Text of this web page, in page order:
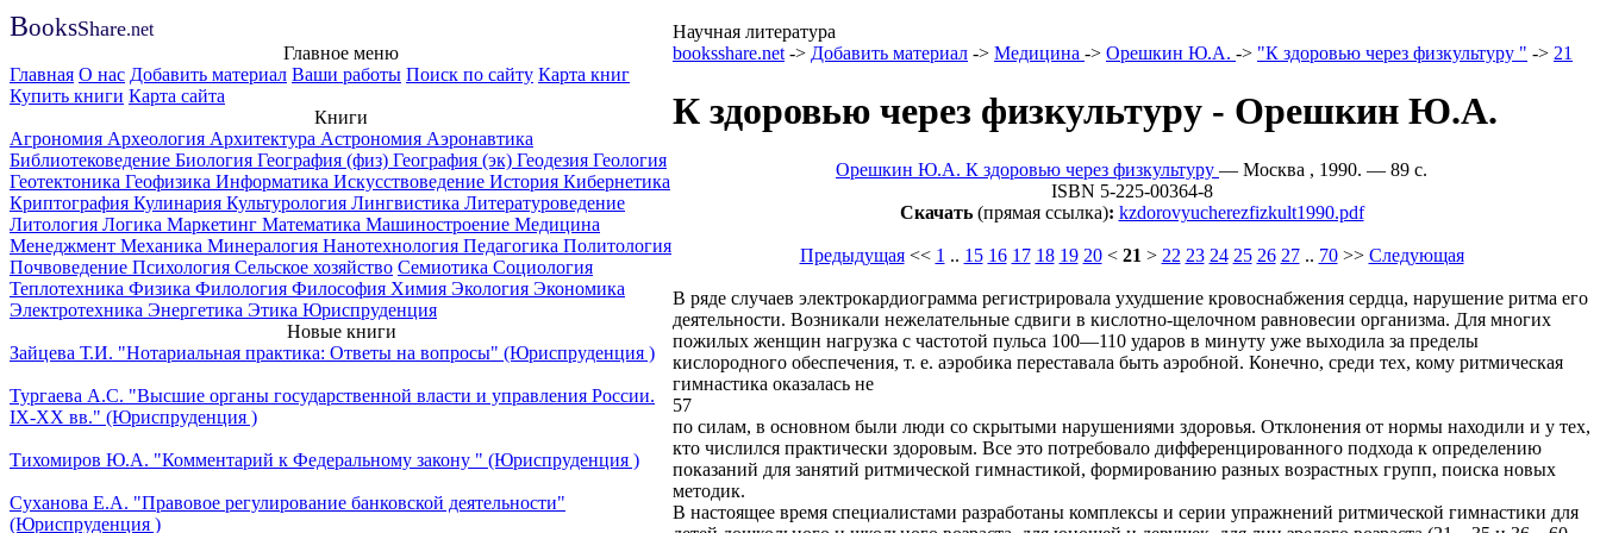
BooksShare.net
Научная литература
Главное меню
Главная О нас Добавить материал Ваши работы Поиск по сайту Карта книг
Купить книги Карта сайта
Книги
Агрономия Археология Архитектура Астрономия Аэронавтика
Библиотековедение Биология География (физ) География (эк) Геодезия Геология
Геотектоника Геофизика Информатика Искусствоведение История Кибернетика
Криптография Кулинария Культурология Лингвистика Литературоведение
Литология Логика Маркетинг Математика Машиностроение Медицина
Менеджмент Механика Минералогия Нанотехнология Педагогика Политология
Почвоведение Психология Сельское хозяйство Семиотика Социология
Теплотехника Физика Филология Философия Химия Экология Экономика
Электротехника Энергетика Этика Юриспруденция
Новые книги
Зайцева Т.И. "Нотариальная практика: Ответы на вопросы" (Юриспруденция )
Тургаева А.С. "Высшие органы государственной власти и управления России.
IХ-ХХ вв." (Юриспруденция )
Тихомиров Ю.А. "Комментарий к Федеральному закону " (Юриспруденция )
Суханова Е.А. "Правовое регулирование банковской деятельности"
(Юриспруденция )
booksshare.net -> Добавить материал -> Медицина -> Орешкин Ю.А. -> "К здоровью через физкультуру " -> 21
К здоровью через физкультуру - Орешкин Ю.А.
Орешкин Ю.А. К здоровью через физкультуру — Москва , 1990. — 89 c.
ISBN 5-225-00364-8
Скачать(прямая ссылка): kzdorovyucherezfizkult1990.pdf
Предыдущая<< 1 .. 15 16 17 18 19 20< 21 > 22 23 24 25 26 27.. 70>> Следующая
В ряде случаев электрокардиограмма регистрировала ухудшение кровоснабжения сердца, нарушение ритма его
деятельности. Возникали нежелательные сдвиги в кислотно-щелочном равновесии организма. Для многих
пожилых женщин нагрузка с частотой пульса 100—110 ударов в минуту уже выходила за пределы
кислородного обеспечения, т. е. аэробика переставала быть аэробной. Конечно, среди тех, кому ритмическая
гимнастика оказалась не
57
по силам, в основном были люди со скрытыми нарушениями здоровья. Отклонения от нормы находили и у тех,
кто числился практически здоровым. Все это потребовало дифференцированного подхода к определению
показаний для занятий ритмической гимнастикой, формированию разных возрастных групп, поиска новых
методик.
В настоящее время специалистами разработаны комплексы и серии упражнений ритмической гимнастики для